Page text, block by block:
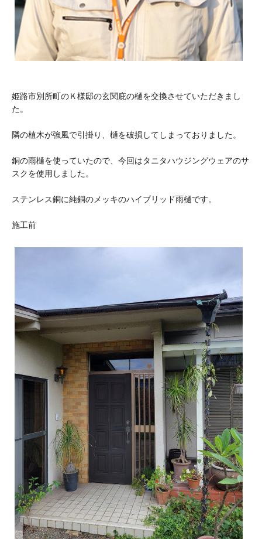
姫路市別所町のＫ様邸の玄関庇の樋を交換させていただきまし
た。
隣の植木が強風で引掛り、樋を破損してしまっておりました。
銅の雨樋を使っていたので、今回はタニタハウジングウェアのサ
スクを使用しました。
ステンレス銅に純銅のメッキのハイブリッド雨樋です。
施工前